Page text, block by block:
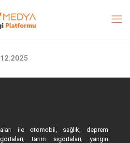
ile otomobil, sağlık, deprem
tarım sigortaları, yangın